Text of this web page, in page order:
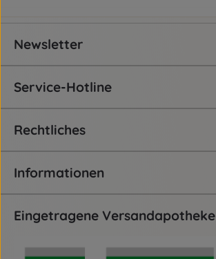
Newsletter
Service-Hotline
Rechtliches
Informationen
Eingetragene Versandapotheke